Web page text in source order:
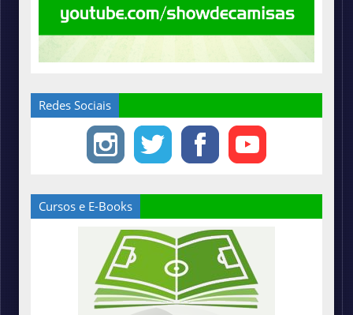
Redes Sociais
Cursos e E-Books